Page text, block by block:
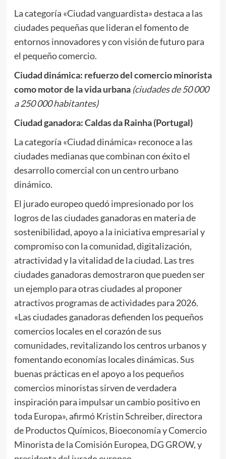
La categoría «Ciudad vanguardista» destaca a las
ciudades pequeñas que lideran el fomento de
entornos innovadores y con visión de futuro para
el pequeño comercio.
Ciudad dinámica: refuerzo del comercio minorista
como motor de la vida urbana (ciudades de 50 000
a 250 000 habitantes)
Ciudad ganadora:Caldas da Rainha (Portugal)
La categoría «Ciudad dinámica» reconoce a las
ciudades medianas que combinan con éxito el
desarrollo comercial con un centro urbano
dinámico.
El jurado europeo quedó impresionado por los
logros de las ciudades ganadoras en materia de
sostenibilidad, apoyo a la iniciativa empresarial y
compromiso con la comunidad, digitalización,
atractividad y la vitalidad de la ciudad. Las tres
ciudades ganadoras demostraron que pueden ser
un ejemplo para otras ciudades al proponer
atractivos programas de actividades para 2026.
«Las ciudades ganadoras defienden los pequeños
comercios locales en el corazón de sus
comunidades, revitalizando los centros urbanos y
fomentando economías locales dinámicas. Sus
buenas prácticas en el apoyo a los pequeños
comercios minoristas sirven de verdadera
inspiración para impulsar un cambio positivo en
toda Europa», afirmó Kristin Schreiber, directora
de Productos Químicos, Bioeconomía y Comercio
Minorista de la Comisión Europea, DG GROW, y